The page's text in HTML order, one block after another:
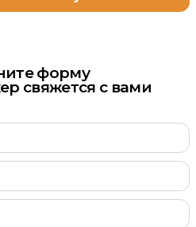
форму
свяжется с вами